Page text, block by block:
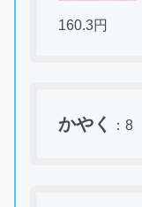
160.3円
かやく ：8